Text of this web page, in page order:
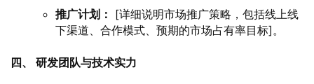
推广计划： [详细说明市场推广策略，包括线上线
下渠道、合作模式、预期的市场占有率目标]。
四、 研发团队与技术实力